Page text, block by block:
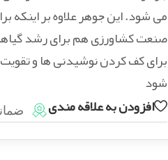
می شود. این جوهر علاوه بر اینکه
صنعت کشاورزی هم برای رشد
برای کف کردن نوشیدنی ها و
شود
افزودن به علاقه مندی